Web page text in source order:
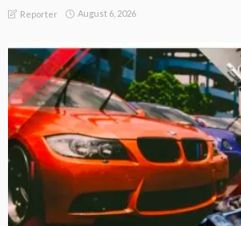
Reporter August 6, 2026